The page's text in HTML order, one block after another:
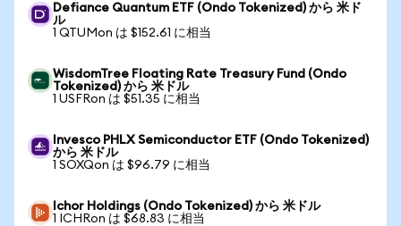
Defiance Quantum ETF (Ondo Tokenized) から 米ド
ル
1 QTUMon は $152.61 に相当
WisdomTree Floating Rate Treasury Fund (Ondo
Tokenized) から 米ドル
1 USFRon は $51.35 に相当
Invesco PHLX Semiconductor ETF (Ondo Tokenized)
から 米ドル
1 SOXQon は $96.79 に相当
Ichor Holdings (Ondo Tokenized) から 米ドル
1 ICHRon は $68.83 に相当